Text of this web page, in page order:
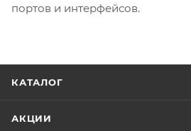
портов и интерфейсов.
КАТАЛОГ
АКЦИИ